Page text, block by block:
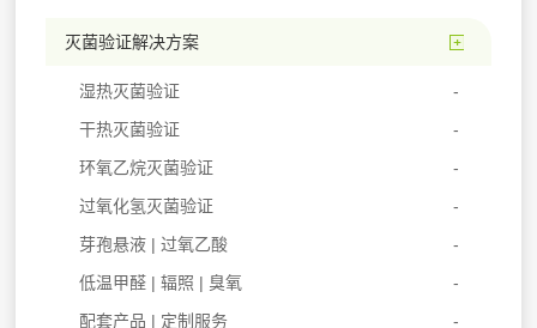
灭菌验证解决方案
湿热灭菌验证
干热灭菌验证
环氧乙烷灭菌验证
过氧化氢灭菌验证
芽孢悬液 | 过氧乙酸
低温甲醛 | 辐照 | 臭氧
配套产品 | 定制服务